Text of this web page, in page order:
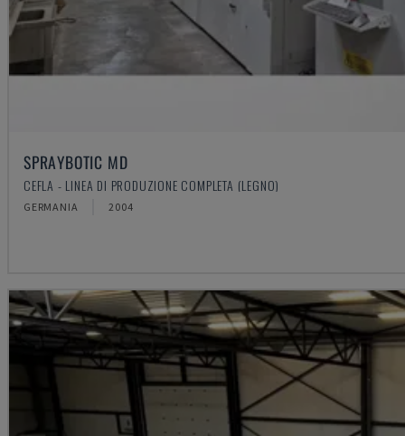
SPRAYBOTIC MD
CEFLA - LINEA DI PRODUZIONE COMPLETA (LEGNO)
GERMANIA 2004